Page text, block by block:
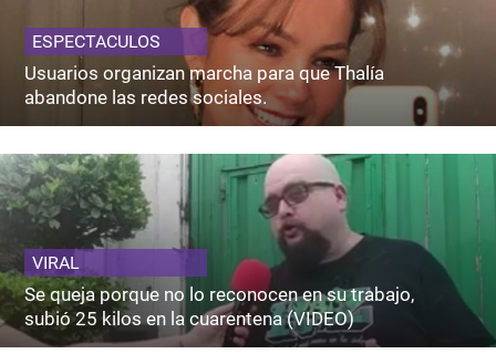
ESPECTACULOS
Usuarios organizan marcha para que Thalía
abandone las redes sociales.
VIRAL
Se queja porque no lo reconocen en su trabajo,
subió 25 kilos en la cuarentena (VIDEO)